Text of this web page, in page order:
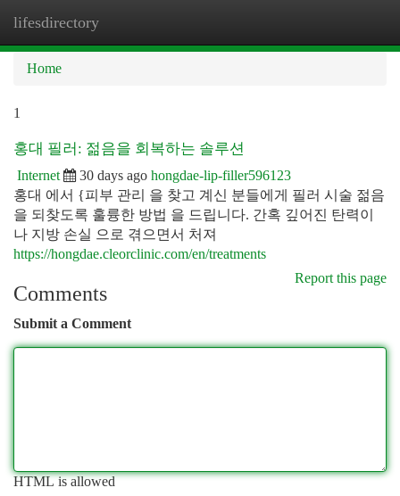
lifesdirectory
Home
1
홍대 필러: 젊음을 회복하는 솔루션
Internet 30 days ago hongdae-lip-filler596123
홍대 에서 {피부 관리 을 찾고 계신 분들에게 필러 시술 젊음
을 되찾도록 훌륭한 방법 을 드립니다. 간혹 깊어진 탄력이
나 지방 손실 으로 겪으면서 처져
https://hongdae.cleorclinic.com/en/treatments
Report this page
Comments
Submit a Comment
HTML is allowed